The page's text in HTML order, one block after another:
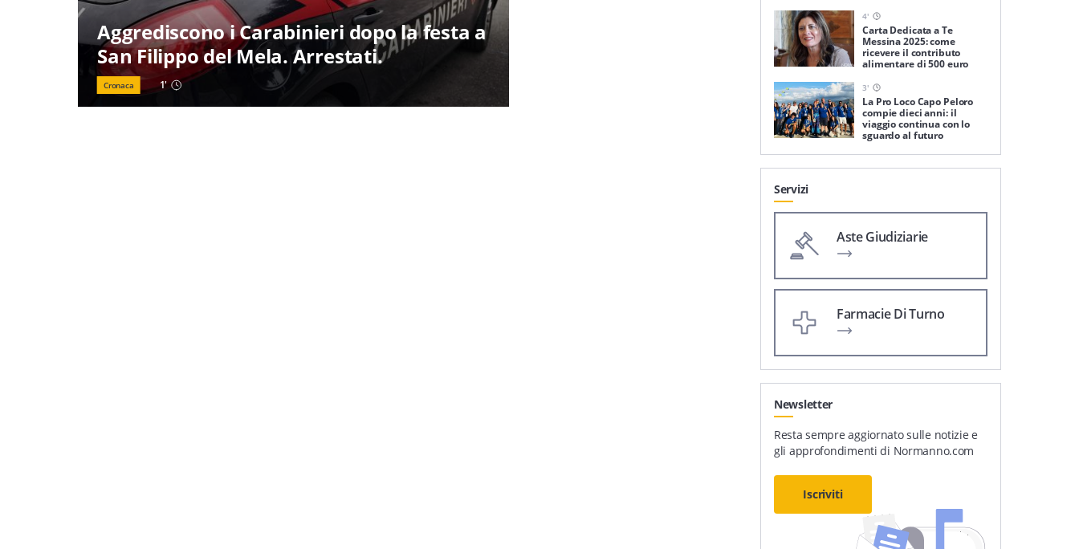
Aggrediscono i Carabinieri dopo la festa a
San Filippo del Mela. Arrestati.
Cronaca 1'
4'
Carta Dedicata a Te
Messina 2025: come
ricevere il contributo
alimentare di 500 euro
3'
La Pro Loco Capo Peloro
compie dieci anni: il
viaggio continua con lo
sguardo al futuro
Servizi
Aste Giudiziarie
Farmacie Di Turno
Newsletter
Resta sempre aggiornato sulle notizie e
gli approfondimenti di Normanno.com
Iscriviti